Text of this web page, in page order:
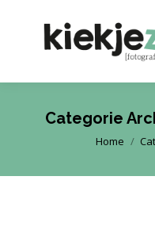
Categorie
Je bent
Home